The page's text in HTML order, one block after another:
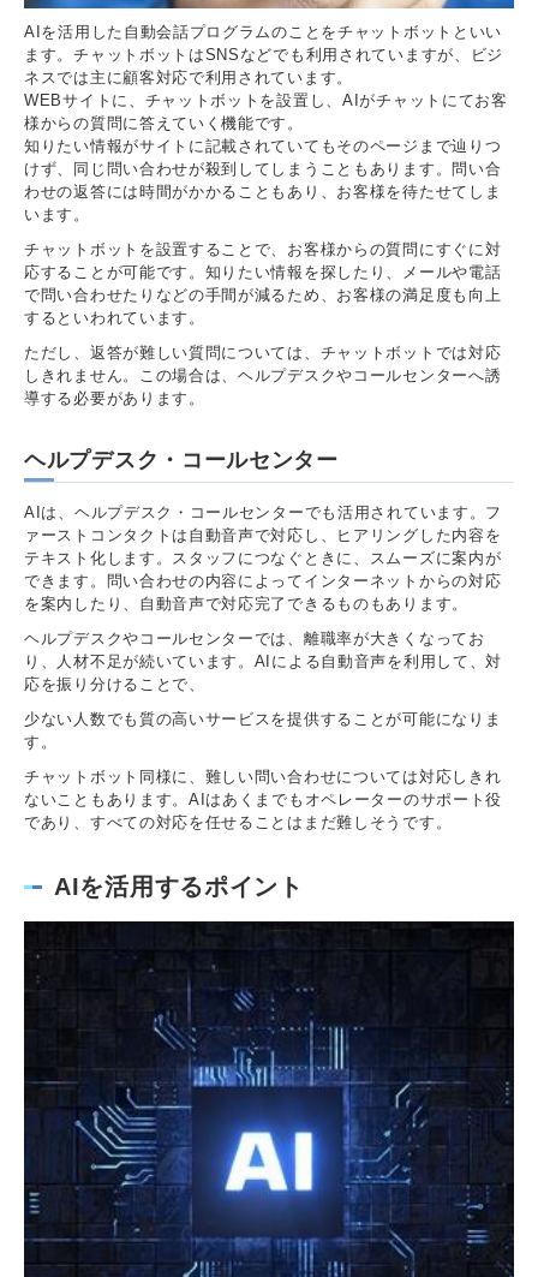
AIを活用した自動会話プログラムのことをチャットボットといい
ます。チャットボットはSNSなどでも利用されていますが、ビジ
ネスでは主に顧客対応で利用されています。
WEBサイトに、チャットボットを設置し、AIがチャットにてお客
様からの質問に答えていく機能です。
知りたい情報がサイトに記載されていてもそのページまで辿りつ
けず、同じ問い合わせが殺到してしまうこともあります。問い合
わせの返答には時間がかかることもあり、お客様を待たせてしま
います。
チャットボットを設置することで、お客様からの質問にすぐに対
応することが可能です。知りたい情報を探したり、メールや電話
で問い合わせたりなどの手間が減るため、お客様の満足度も向上
するといわれています。
ただし、返答が難しい質問については、チャットボットでは対応
しきれません。この場合は、ヘルプデスクやコールセンターへ誘
導する必要があります。
ヘルプデスク・コールセンター
AIは、ヘルプデスク・コールセンターでも活用されています。フ
ァーストコンタクトは自動音声で対応し、ヒアリングした内容を
テキスト化します。スタッフにつなぐときに、スムーズに案内が
できます。問い合わせの内容によってインターネットからの対応
を案内したり、自動音声で対応完了できるものもあります。
ヘルプデスクやコールセンターでは、離職率が大きくなってお
り、人材不足が続いています。AIによる自動音声を利用して、対
応を振り分けることで、
少ない人数でも質の高いサービスを提供することが可能になりま
す。
チャットボット同様に、難しい問い合わせについては対応しきれ
ないこともあります。AIはあくまでもオペレーターのサポート役
であり、すべての対応を任せることはまだ難しそうです。
AIを活用するポイント